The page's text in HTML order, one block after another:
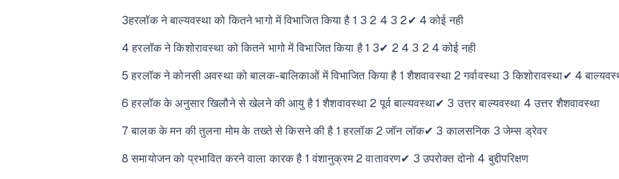
3हरलॉक ने बाल्यवस्था को कितने भागो में विभाजित किया है 1 3 2 4 3 2✔ 4 कोई नही
4 हरलॉक ने किशोरावस्था को कितने भागो में विभाजित किया है 1 3✔ 2 4 3 2 4 कोई नही
5 हरलॉक ने कोनसी अवस्था को बालक-बालिकाओं में विभाजित किया है 1 शैशवावस्था 2 गर्वावस्था 3 किशोरावस्था✔ 4
6 हरलॉक के अनुसार खिलौने से खेलने की आयु है 1 शैशवावस्था 2 पूर्व बाल्यवस्था✔ 3 उत्तर बाल्यवस्था 4 उत्तर शैशवावस्था
7 बालक के मन की तुलना मोम के तख्ते से किसने की है 1 हरलॉक 2 जॉन लॉक✔ 3 कालसनिक 3 जेम्स ड्रेवर
8 समायोजन को प्रभावित करने वाला कारक है 1 वंशानुक्रम 2 वातावरण✔ 3 उपरोक्त दोनो 4 बुद्दीपरिक्षण